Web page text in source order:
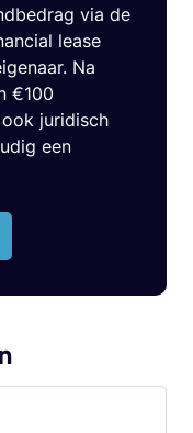
via de
lease
Na
€100
juridisch
een